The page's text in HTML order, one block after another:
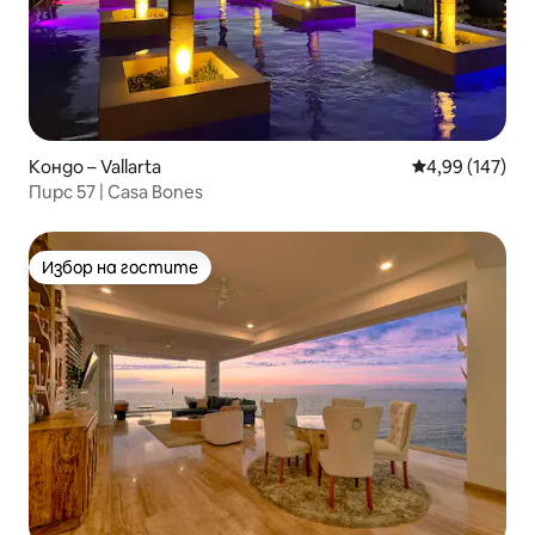
Кондо – Vallarta Средна
4,99 (147)
Пирс 57 | Casa Bones
Избор на гостите
Избор на гостите